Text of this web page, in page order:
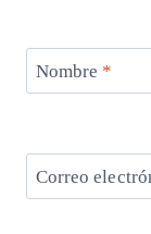
Nombre *
Correo